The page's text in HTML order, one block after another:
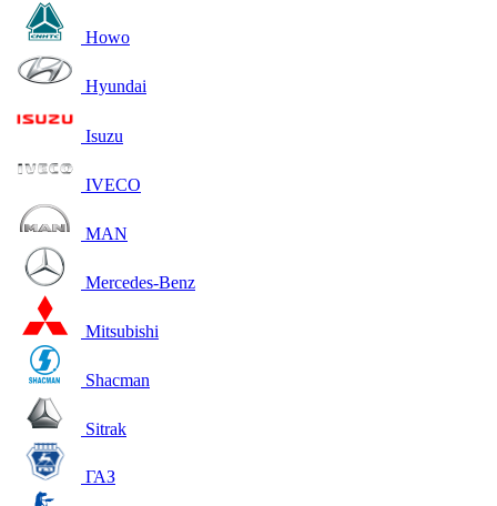
Howo
Hyundai
Isuzu
IVECO
MAN
Mercedes-Benz
Mitsubishi
Shacman
Sitrak
ГАЗ